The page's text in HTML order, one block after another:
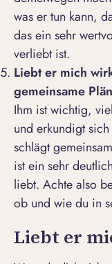
was er tun kann,
das ein sehr
verliebt ist.
Liebt er mich
gemeinsame
Ihm ist wichtig,
und erkundigt
schlägt
ist ein sehr
liebt. Achte also
ob und wie du in
Liebt er